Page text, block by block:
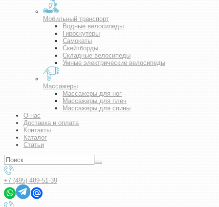
Мобильный транспорт
Водные велосипеды
Гироскутеры
Самокаты
Скейтборды
Складные велосипеды
Умные электрические велосипеды
Массажеры
Массажеры для ног
Массажеры для плеч
Массажеры для спины
О нас
Доставка и оплата
Контакты
Каталог
Статьи
+7 (495) 489-51-39